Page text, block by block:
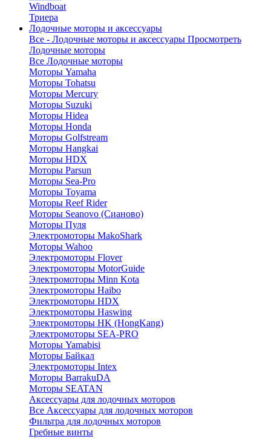
Windboat
Триера
Лодочные моторы и аксессуары
Все - Лодочные моторы и аксессуары Просмотреть
Лодочные моторы
Все Лодочные моторы
Моторы Yamaha
Моторы Tohatsu
Моторы Mercury
Моторы Suzuki
Моторы Hidea
Моторы Honda
Моторы Golfstream
Моторы Hangkai
Моторы HDX
Моторы Parsun
Моторы Sea-Pro
Моторы Toyama
Моторы Reef Rider
Моторы Seanovo (Сианово)
Моторы Пуля
Электромоторы MakoShark
Моторы Wahoo
Электромоторы Flover
Электромоторы MotorGuide
Электромоторы Minn Kota
Электромоторы Haibo
Электромоторы HDX
Электромоторы Haswing
Электромоторы HK (HongKang)
Электромоторы SEA-PRO
Моторы Yamabisi
Моторы Байкал
Электромоторы Intex
Моторы BarrakuDA
Моторы SEATAN
Аксессуары для лодочных моторов
Все Аксессуары для лодочных моторов
Фильтра для лодочных моторов
Гребные винты